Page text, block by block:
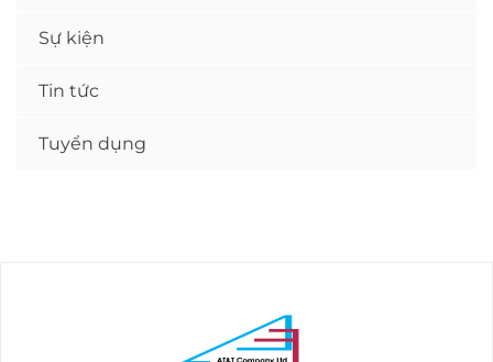
Sự kiện
Tin tức
Tuyển dụng